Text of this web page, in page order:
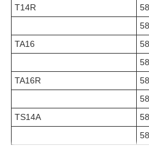
T14R
TA16
TA16R
TS14A